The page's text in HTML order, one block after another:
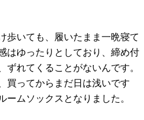
歩いても、履いたまま一晩寝て
はゆったりとしており、締め付
ずれてくることがないんです。
買ってからまだ日は浅いです
ームソックスとなりました。